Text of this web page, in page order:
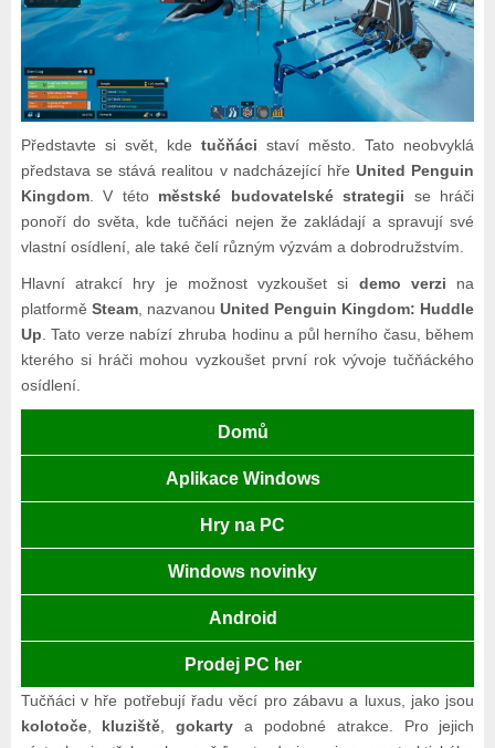
Představte si svět, kdetučňáci staví město. Tato neobvyklá
představa se stává realitou v nadcházející hřeUnited Penguin
Kingdom. V této městské budovatelské strategii se hráči
ponoří do světa, kde tučňáci nejen že zakládají a spravují své
vlastní osídlení, ale také čelí různým výzvám a dobrodružstvím.
Hlavní atrakcí hry je možnost vyzkoušet si demo verzi na
platformě Steam, nazvanouUnited Penguin Kingdom: Huddle
Up . Tato verze nabízí zhruba hodinu a půl herního času, během
kterého si hráči mohou vyzkoušet první rok vývoje tučňáckého
osídlení.
Domů
Aplikace Windows
Hry na PC
Windows novinky
Android
Prodej PC her
Tučňáci v hře potřebují řadu věcí pro zábavu a luxus, jako jsou
kolotoče, kluziště ,gokarty a podobné atrakce. Pro jejich